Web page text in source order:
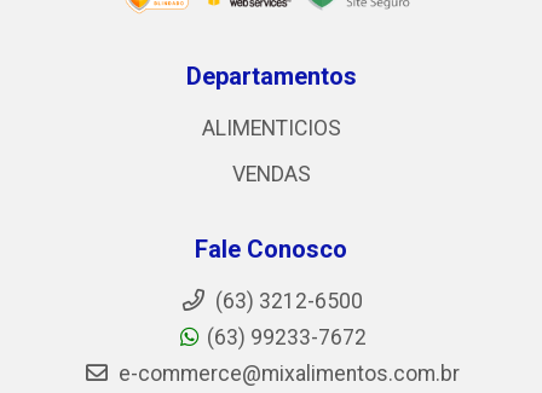
Departamentos
ALIMENTICIOS
VENDAS
Fale Conosco
(63) 3212-6500
(63) 99233-7672
e-commerce@mixalimentos.com.br